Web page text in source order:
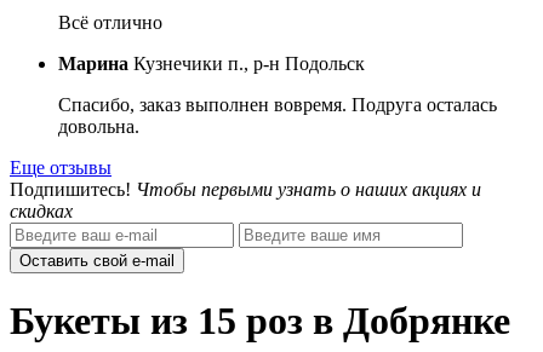
Всё отлично
Марина Кузнечики п., р-н Подольск
Спасибо, заказ выполнен вовремя. Подруга осталась
довольна.
Еще отзывы
Подпишитесь! Чтобы первыми узнать о наших акциях и
скидках
Оставить свой e-mail
Букеты из 15 роз в Добрянке